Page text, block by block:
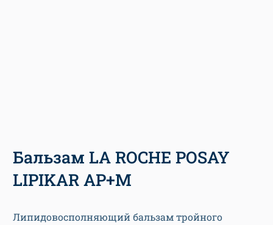
Бальзам LA ROCHE POSAY
LIPIKAR AP+M
Липидовосполняющий бальзам тройного